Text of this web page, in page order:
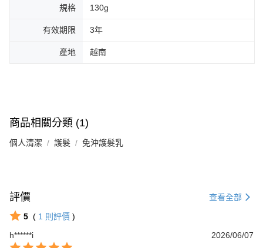
規格 130g
有效期限 3年
產地 越南
商品相關分類 (1)
個人清潔 護髮 免沖護髮乳
評價 查看全部
5 ( 1 則評價 )
h******i
2026/06/07